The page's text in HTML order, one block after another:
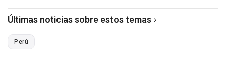
Últimas noticias sobre estos temas
Perú